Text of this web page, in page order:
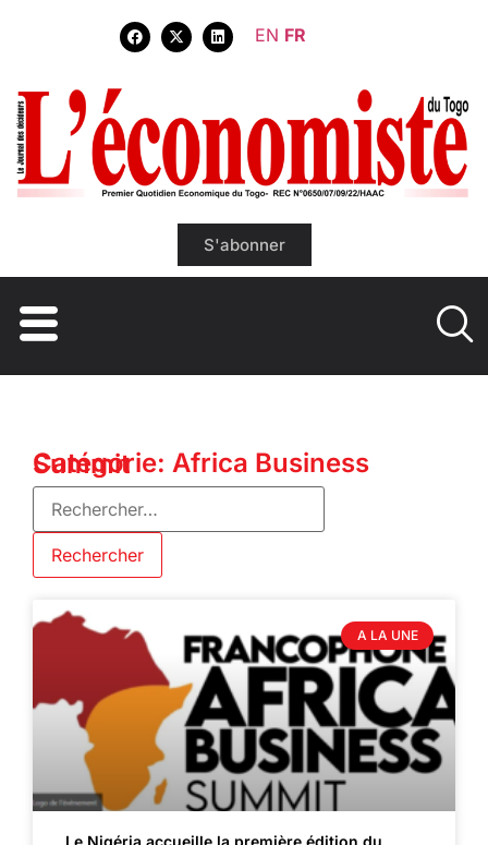
EN FR
S'abonner
Catégorie: Africa Business Summit
A LA UNE
Le Nigéria accueille la première édition du